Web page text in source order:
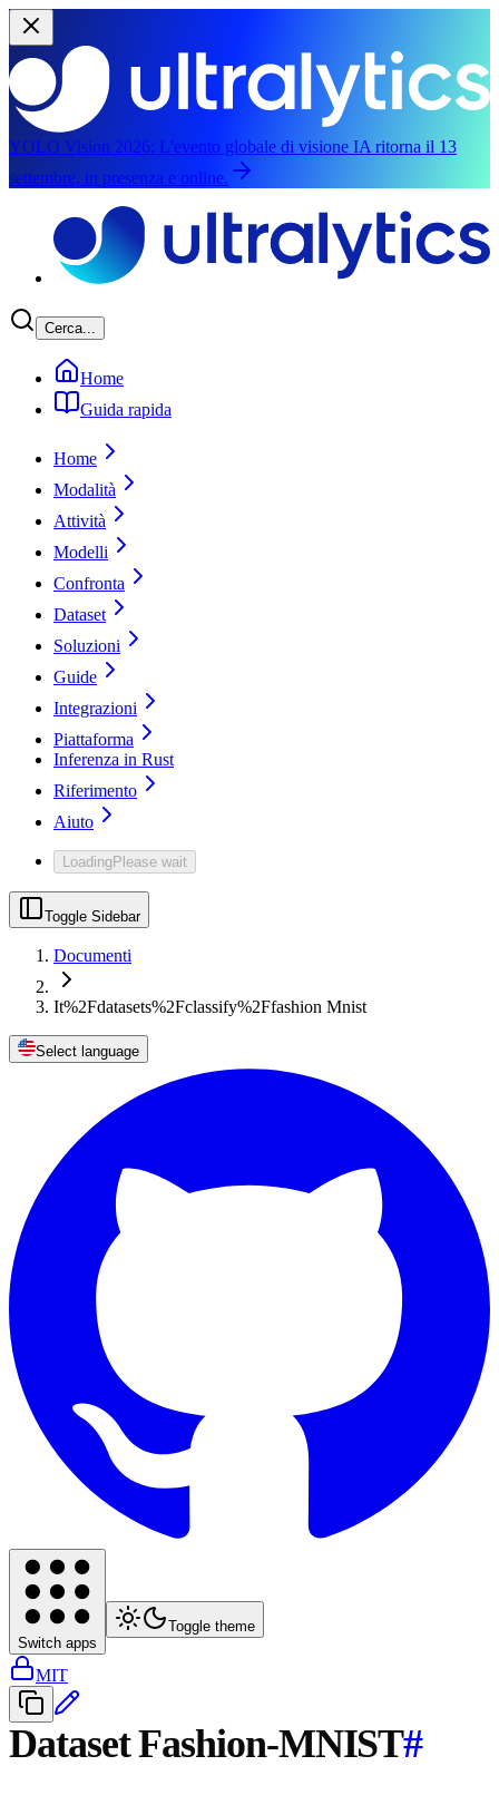
YOLO Vision 2026: L'evento globale di visione IA ritorna il 13
settembre, in presenza e online.
Cerca...
Home
Guida rapida
Home
Modalità
Attività
Modelli
Confronta
Dataset
Soluzioni
Guide
Integrazioni
Piattaforma
Inferenza in Rust
Riferimento
Aiuto
LoadingPlease wait
Toggle Sidebar
Documenti
It%2Fdatasets%2Fclassify%2Ffashion Mnist
Select language
Switch apps
Toggle theme
MIT
Dataset Fashion-MNIST#